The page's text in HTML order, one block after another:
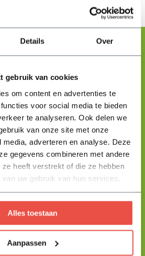
Details Over
gebruik van cookies
om content en advertenties te
voor social media te bieden
te analyseren. Ook delen we
van onze site met onze
adverteren en analyse. Deze
gegevens combineren met andere
ze heeft verstrekt of die ze hebben
uw gebruik van hun services.
Alles toestaan
Aanpassen
helpt je graag
en ik help je jouw product uit te zoeken
moet weten.
+31 344 23 44 64
info@flowbo.nl
per mail